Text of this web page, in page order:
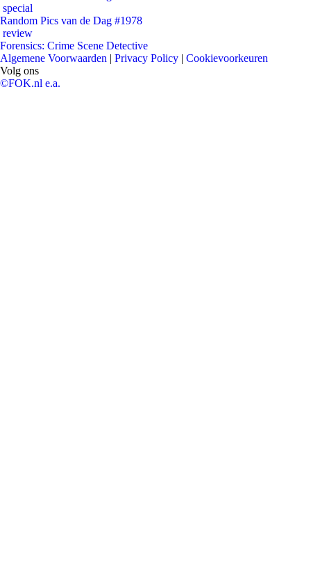
special
Random Pics van de Dag #1978
review
Forensics: Crime Scene Detective
Algemene Voorwaarden | Privacy Policy | Cookievoorkeuren
Volg ons
©FOK.nl e.a.